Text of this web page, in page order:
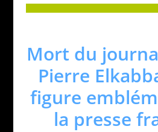
Mort du
Pierre
figure
la presse